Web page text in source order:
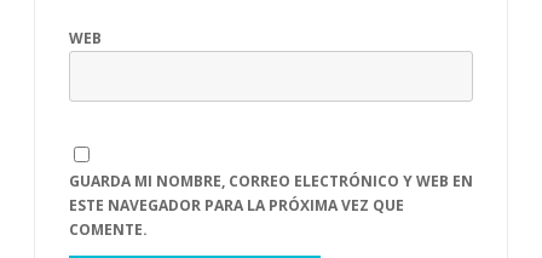
WEB
GUARDA MI NOMBRE, CORREO ELECTRÓNICO Y WEB EN
ESTE NAVEGADOR PARA LA PRÓXIMA VEZ QUE
COMENTE.